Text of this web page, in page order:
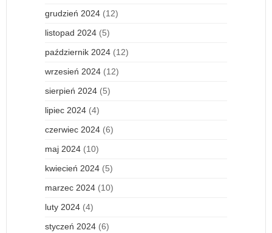
grudzień 2024 (12)
listopad 2024 (5)
październik 2024 (12)
wrzesień 2024 (12)
sierpień 2024 (5)
lipiec 2024 (4)
czerwiec 2024 (6)
maj 2024 (10)
kwiecień 2024 (5)
marzec 2024 (10)
luty 2024 (4)
styczeń 2024 (6)